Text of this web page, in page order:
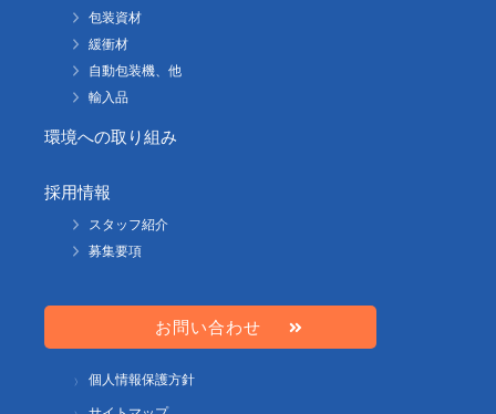
包装資材
緩衝材
自動包装機、他
輸入品
環境への取り組み
採用情報
スタッフ紹介
募集要項
お問い合わせ
個人情報保護方針